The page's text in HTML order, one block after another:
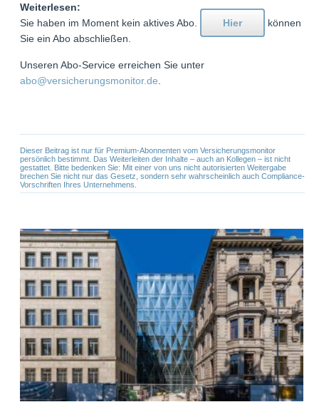
Weiterlesen:
Sie haben im Moment kein aktives Abo.
Hier
können
Sie ein Abo abschließen.
Unseren Abo-Service erreichen Sie unter
abo@versicherungsmonitor.de
Dieser Beitrag ist nur für Premium-Abonnenten vom Versicherungsmonitor
persönlich bestimmt. Das Weiterleiten der Inhalte – auch an Kollegen – ist nicht
gestattet. Bitte bedenken Sie: Mit einer von uns nicht autorisierten Weitergabe
brechen Sie nicht nur das Gesetz, sondern sehr wahrscheinlich auch Compliance-
Vorschriften Ihres Unternehmens.